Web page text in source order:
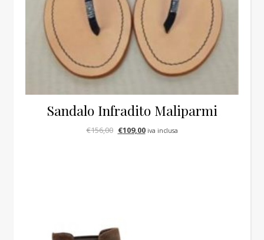
Sandalo Infradito Maliparmi
€156,00 Il prezzo originale era: €156,00.
€109,00Il prezzo attuale è: €109,00.
iva inclusa